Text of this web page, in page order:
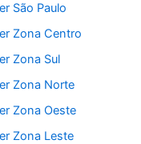
São Paulo
Zona Centro
Zona Sul
Zona Norte
Zona Oeste
Zona Leste